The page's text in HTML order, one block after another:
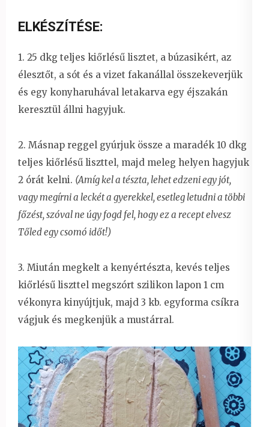
ELKÉSZÍTÉSE:
1. 25 dkg teljes kiőrlésű lisztet, a búzasikért, az
élesztőt, a sót és a vizet fakanállal összekeverjük
és egy konyharuhával letakarva egy éjszakán
keresztül állni hagyjuk.
2. Másnap reggel gyúrjuk össze a maradék 10 dkg
teljes kiőrlésű liszttel, majd meleg helyen hagyjuk
2 órát kelni. (Amíg kel a tészta, lehet edzeni egy jót,
vagy megírni a leckét a gyerekkel, esetleg letudni a többi
főzést, szóval ne úgy fogd fel, hogy ez a recept elvesz
Tőled egy csomó időt!)
3. Miután megkelt a kenyértészta, kevés teljes
kiőrlésű liszttel megszórt szilikon lapon 1 cm
vékonyra kinyújtjuk, majd 3 kb. egyforma csíkra
vágjuk és megkenjük a mustárral.